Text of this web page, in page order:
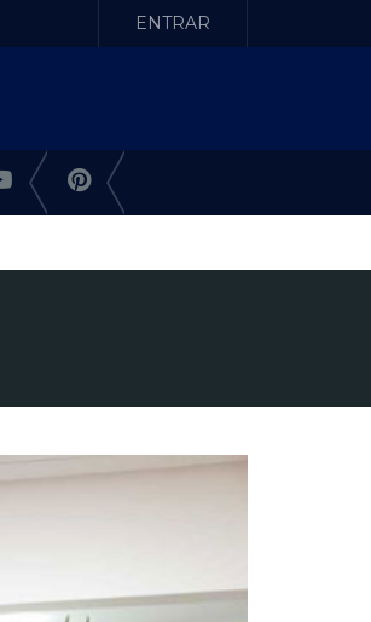
ENTRAR